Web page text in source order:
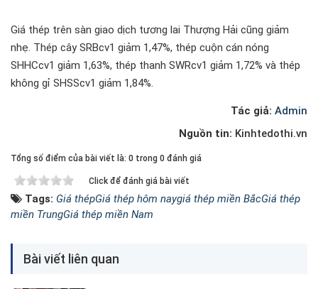
Giá thép trên sàn giao dịch tương lai Thượng Hải cũng giảm
nhẹ. Thép cây SRBcv1 giảm 1,47%, thép cuộn cán nóng
SHHCcv1 giảm 1,63%, thép thanh SWRcv1 giảm 1,72% và thép
không gỉ SHSScv1 giảm 1,84%.
Tác giả: Admin
Nguồn tin: Kinhtedothi.vn
Tổng số điểm của bài viết là: 0 trong 0 đánh giá
Click để đánh giá bài viết
Tags: Giá thépGiá thép hôm naygiá thép miền BắcGiá thép
miền TrungGiá thép miền Nam
Bài viết liên quan